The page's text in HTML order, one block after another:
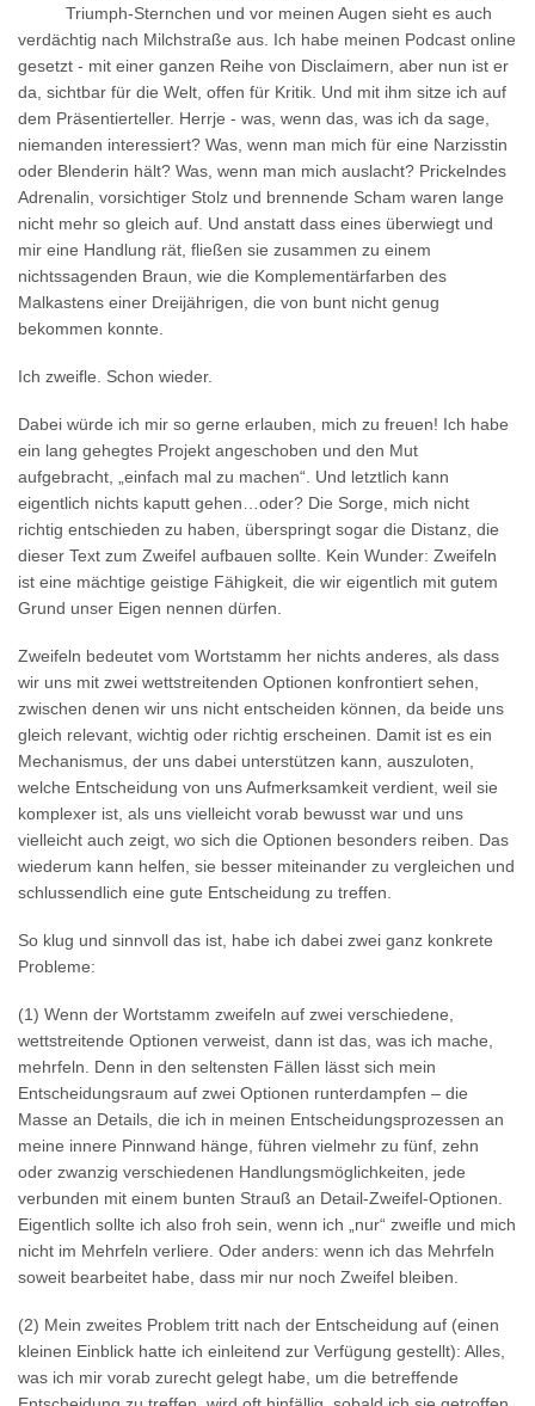
Triumph-Sternchen und vor meinen Augen sieht es auch
verdächtig nach Milchstraße aus. Ich habe meinen Podcast online
gesetzt - mit einer ganzen Reihe von Disclaimern, aber nun ist er
da, sichtbar für die Welt, offen für Kritik. Und mit ihm sitze ich auf
dem Präsentierteller. Herrje - was, wenn das, was ich da sage,
niemanden interessiert? Was, wenn man mich für eine Narzisstin
oder Blenderin hält? Was, wenn man mich auslacht? Prickelndes
Adrenalin, vorsichtiger Stolz und brennende Scham waren lange
nicht mehr so gleich auf. Und anstatt dass eines überwiegt und
mir eine Handlung rät, fließen sie zusammen zu einem
nichtssagenden Braun, wie die Komplementärfarben des
Malkastens einer Dreijährigen, die von bunt nicht genug
bekommen konnte.
Ich zweifle. Schon wieder.
Dabei würde ich mir so gerne erlauben, mich zu freuen! Ich habe
ein lang gehegtes Projekt angeschoben und den Mut
aufgebracht, „einfach mal zu machen“. Und letztlich kann
eigentlich nichts kaputt gehen…oder? Die Sorge, mich nicht
richtig entschieden zu haben, überspringt sogar die Distanz, die
dieser Text zum Zweifel aufbauen sollte. Kein Wunder: Zweifeln
ist eine mächtige geistige Fähigkeit, die wir eigentlich mit gutem
Grund unser Eigen nennen dürfen.
Zweifeln bedeutet vom Wortstamm her nichts anderes, als dass
wir uns mit zwei wettstreitenden Optionen konfrontiert sehen,
zwischen denen wir uns nicht entscheiden können, da beide uns
gleich relevant, wichtig oder richtig erscheinen. Damit ist es ein
Mechanismus, der uns dabei unterstützen kann, auszuloten,
welche Entscheidung von uns Aufmerksamkeit verdient, weil sie
komplexer ist, als uns vielleicht vorab bewusst war und uns
vielleicht auch zeigt, wo sich die Optionen besonders reiben. Das
wiederum kann helfen, sie besser miteinander zu vergleichen und
schlussendlich eine gute Entscheidung zu treffen.
So klug und sinnvoll das ist, habe ich dabei zwei ganz konkrete
Probleme:
(1) Wenn der Wortstamm zweifeln auf zwei verschiedene,
wettstreitende Optionen verweist, dann ist das, was ich mache,
mehrfeln. Denn in den seltensten Fällen lässt sich mein
Entscheidungsraum auf zwei Optionen runterdampfen – die
Masse an Details, die ich in meinen Entscheidungsprozessen an
meine innere Pinnwand hänge, führen vielmehr zu fünf, zehn
oder zwanzig verschiedenen Handlungsmöglichkeiten, jede
verbunden mit einem bunten Strauß an Detail-Zweifel-Optionen.
Eigentlich sollte ich also froh sein, wenn ich „nur“ zweifle und mich
nicht im Mehrfeln verliere. Oder anders: wenn ich das Mehrfeln
soweit bearbeitet habe, dass mir nur noch Zweifel bleiben.
(2) Mein zweites Problem tritt nach der Entscheidung auf (einen
kleinen Einblick hatte ich einleitend zur Verfügung gestellt): Alles,
was ich mir vorab zurecht gelegt habe, um die betreffende